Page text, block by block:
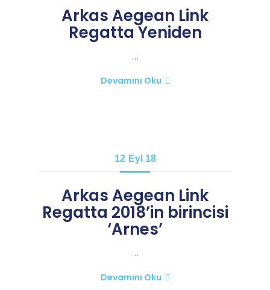
Arkas Aegean Link
Regatta Yeniden
…
Devamını Oku
12 Eyl 18
Arkas Aegean Link
Regatta 2018’in birincisi
‘Arnes’
…
Devamını Oku